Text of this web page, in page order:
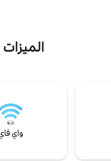
الميزات
واي